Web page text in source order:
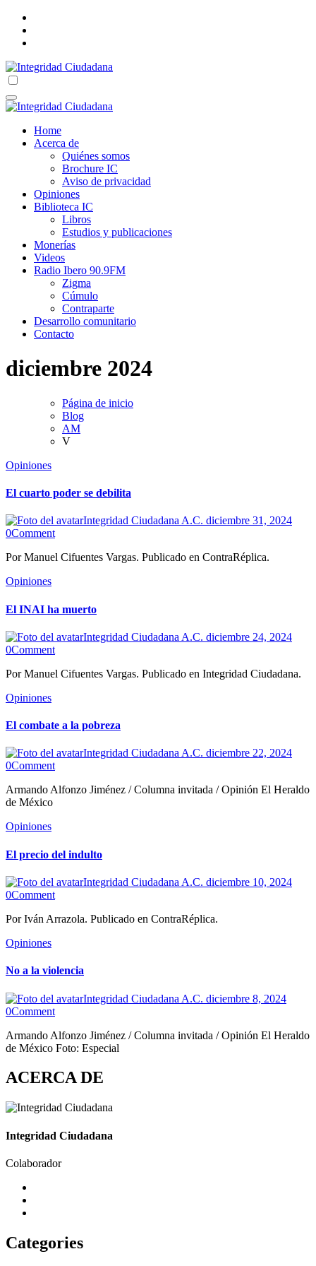
Skip
content
Correo electrónico: integridadciudadana@hotmail.com
Home
Acerca de
Quiénes somos
Brochure IC
Aviso de privacidad
Opiniones
Biblioteca IC
Libros
Estudios y publicaciones
Monerías
Videos
Radio Ibero 90.9FM
Zigma
Cúmulo
Contraparte
Desarrollo comunitario
Contacto
diciembre 2024
Página de inicio
Blog
AM
V
Opiniones
El cuarto poder se debilita
Integridad Ciudadana A.C. diciembre 31, 2024
0Comment
Por Manuel Cifuentes Vargas. Publicado en ContraRéplica.
Opiniones
El INAI ha muerto
Integridad Ciudadana A.C. diciembre 24, 2024
0Comment
Por Manuel Cifuentes Vargas. Publicado en Integridad Ciudadana.
Opiniones
El combate a la pobreza
Integridad Ciudadana A.C. diciembre 22, 2024
0Comment
Armando Alfonzo Jiménez / Columna invitada / Opinión El Heraldo
de México
Opiniones
El precio del indulto
Integridad Ciudadana A.C. diciembre 10, 2024
0Comment
Por Iván Arrazola. Publicado en ContraRéplica.
Opiniones
No a la violencia
Integridad Ciudadana A.C. diciembre 8, 2024
0Comment
Armando Alfonzo Jiménez / Columna invitada / Opinión El Heraldo
de México Foto: Especial
ACERCA DE
Integridad Ciudadana
Colaborador
Categories